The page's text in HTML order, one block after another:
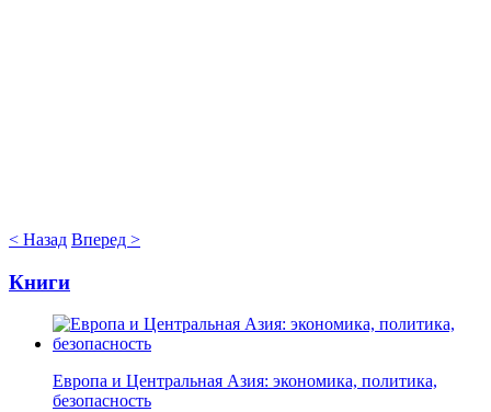
< Назад Вперед >
Книги
Европа и Центральная Азия: экономика, политика,
безопасность